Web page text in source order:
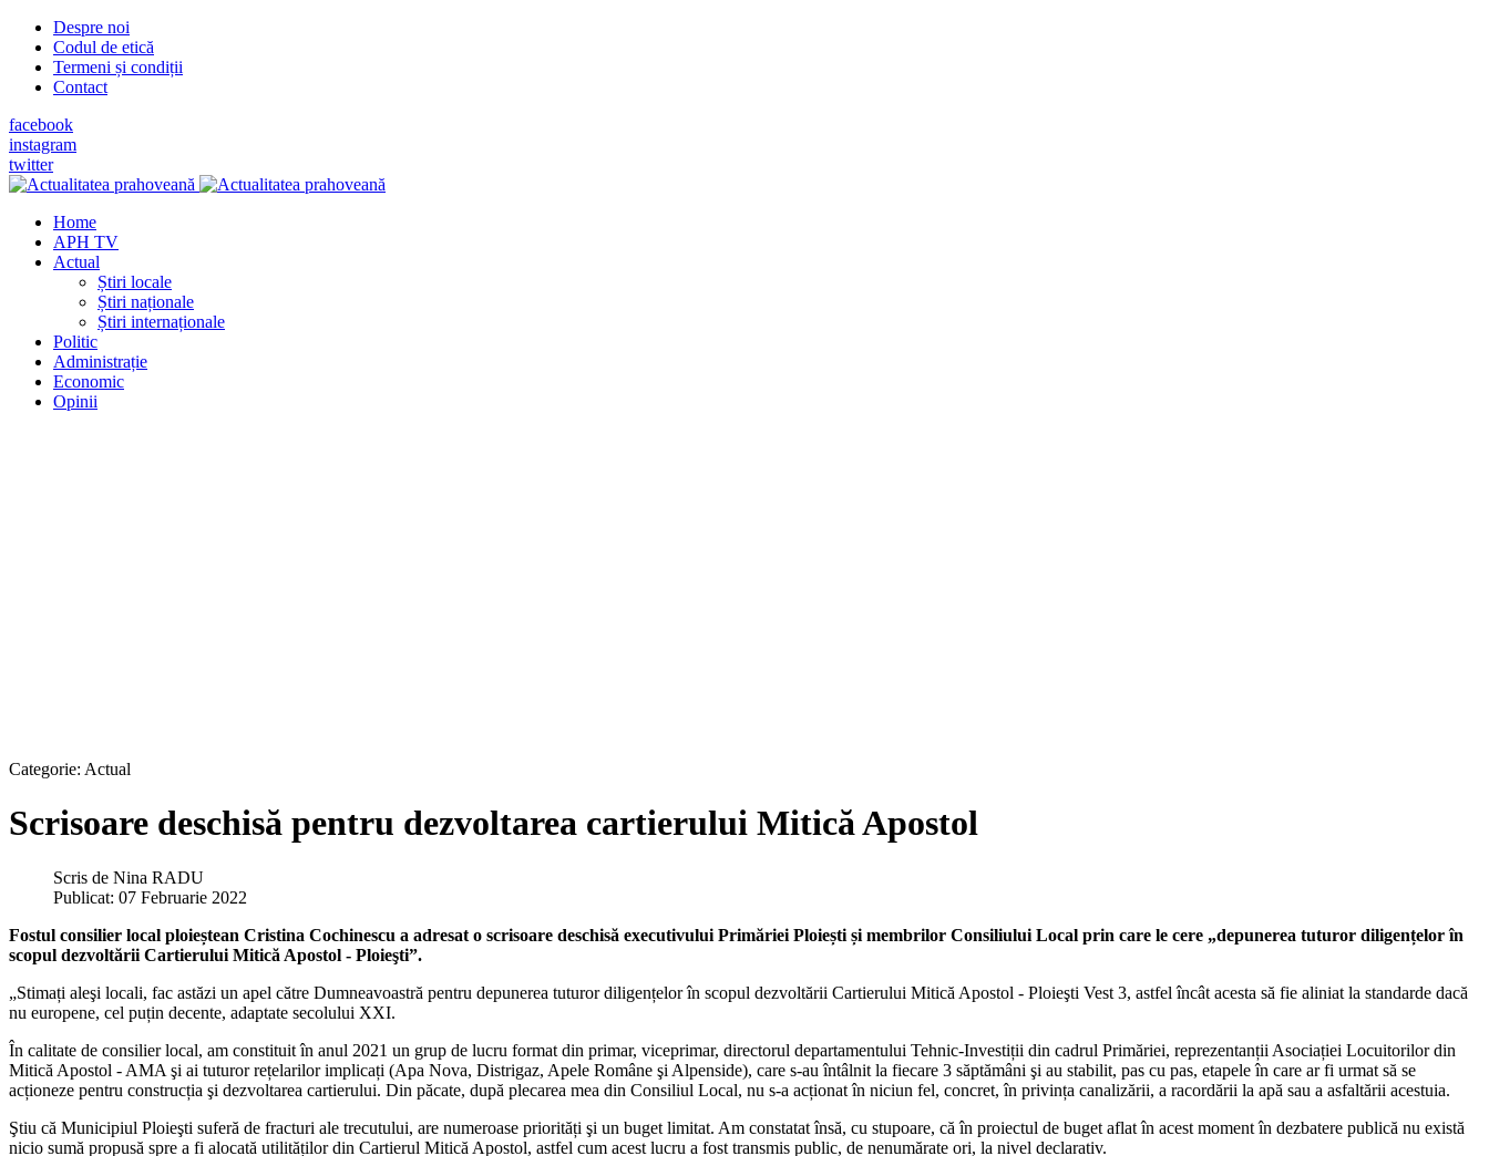
Despre noi
Codul de etică
Termeni și condiții
Contact
facebook
instagram
twitter
Home
APH TV
Actual
Știri locale
Știri naționale
Știri internaționale
Politic
Administrație
Economic
Opinii
Categorie: Actual
Scrisoare deschisă pentru dezvoltarea cartierului Mitică Apostol
Scris de Nina RADU
Publicat: 07 Februarie 2022
Fostul consilier local ploieștean Cristina Cochinescu a adresat o scrisoare deschisă executivului Primăriei Ploiești și membrilor Consiliului Local prin care le cere „depunerea tuturor diligențelor în
scopul dezvoltării Cartierului Mitică Apostol - Ploieşti”.
„Stimați aleşi locali, fac astăzi un apel către Dumneavoastră pentru depunerea tuturor diligențelor în scopul dezvoltării Cartierului Mitică Apostol - Ploieşti Vest 3, astfel încât acesta să fie aliniat la standarde dacă
nu europene, cel puțin decente, adaptate secolului XXI.
În calitate de consilier local, am constituit în anul 2021 un grup de lucru format din primar, viceprimar, directorul departamentului Tehnic-Investiții din cadrul Primăriei, reprezentanții Asociației Locuitorilor din
Mitică Apostol - AMA şi ai tuturor rețelarilor implicați (Apa Nova, Distrigaz, Apele Române şi Alpenside), care s-au întâlnit la fiecare 3 săptămâni şi au stabilit, pas cu pas, etapele în care ar fi urmat să se
acționeze pentru construcția şi dezvoltarea cartierului. Din păcate, după plecarea mea din Consiliul Local, nu s-a acționat în niciun fel, concret, în privința canalizării, a racordării la apă sau a asfaltării acestuia.
Ştiu că Municipiul Ploieşti suferă de fracturi ale trecutului, are numeroase priorități şi un buget limitat. Am constatat însă, cu stupoare, că în proiectul de buget aflat în acest moment în dezbatere publică nu există
nicio sumă propusă spre a fi alocată utilităților din Cartierul Mitică Apostol, astfel cum acest lucru a fost transmis public, de nenumărate ori, la nivel declarativ.